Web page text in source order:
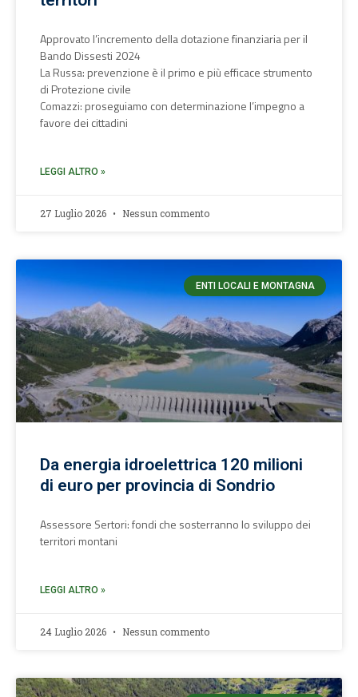
Approvato l’incremento della dotazione finanziaria per il
Bando Dissesti 2024
La Russa: prevenzione è il primo e più efficace strumento
di Protezione civile
Comazzi: proseguiamo con determinazione l’impegno a
favore dei cittadini
LEGGI ALTRO »
27 Luglio 2026 Nessun commento
ENTI LOCALI E MONTAGNA
Da energia idroelettrica 120 milioni
di euro per provincia di Sondrio
Assessore Sertori: fondi che sosterranno lo sviluppo dei
territori montani
LEGGI ALTRO »
24 Luglio 2026 Nessun commento